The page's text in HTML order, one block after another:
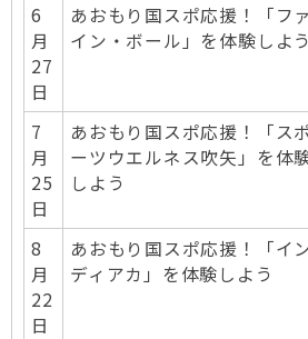
6
月
27
日
あおもり国スポ応援！「ファ
イン・ボール」を体験しよう
7
月
25
日
あおもり国スポ応援！「ス
ーツウエルネス吹矢」を体
しよう
8
月
22
日
あおもり国スポ応援！「イ
ディアカ」を体験しよう